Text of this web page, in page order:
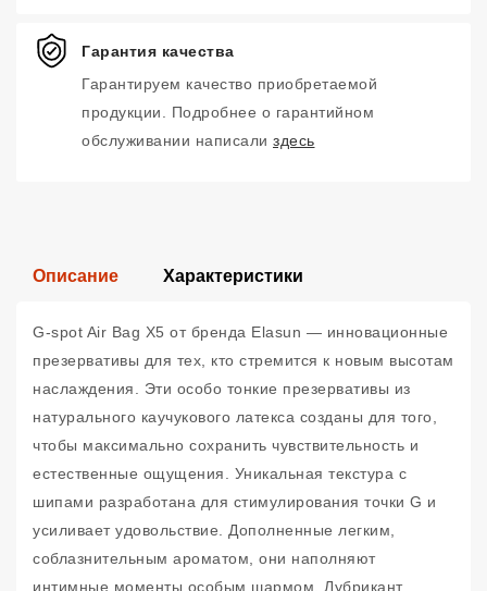
Гарантия качества
Гарантируем качество приобретаемой
продукции. Подробнее о гарантийном
обслуживании написали здесь
Описание Характеристики
G-spot Air Bag X5 от бренда Elasun — инновационные
презервативы для тех, кто стремится к новым высотам
наслаждения. Эти особо тонкие презервативы из
натурального каучукового латекса созданы для того,
чтобы максимально сохранить чувствительность и
естественные ощущения. Уникальная текстура с
шипами разработана для стимулирования точки G и
усиливает удовольствие. Дополненные легким,
соблазнительным ароматом, они наполняют
интимные моменты особым шармом. Лубрикант